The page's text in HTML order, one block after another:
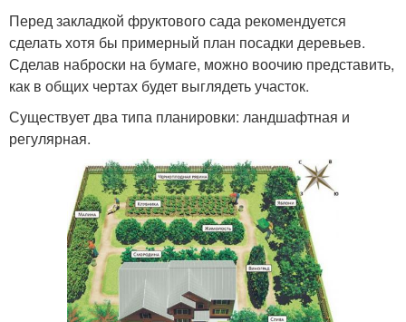
Перед закладкой фруктового сада рекомендуется
сделать хотя бы примерный план посадки деревьев.
Сделав наброски на бумаге, можно воочию представить,
как в общих чертах будет выглядеть участок.
Существует два типа планировки: ландшафтная и
регулярная.